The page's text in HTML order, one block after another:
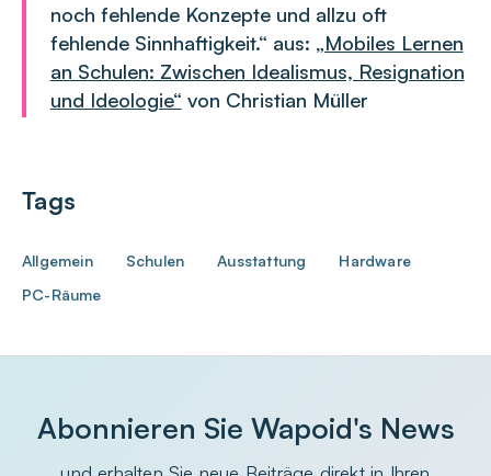
noch fehlende Konzepte und allzu oft
fehlende Sinnhaftigkeit.“ aus: „Mobiles Lernen
an Schulen: Zwischen Idealismus, Resignation
und Ideologie“ von Christian Müller
Tags
Allgemein Schulen Ausstattung
Hardware
PC-Räume
Abonnieren Sie Wapoid's News